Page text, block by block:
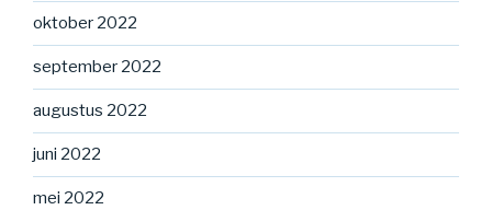
oktober 2022
september 2022
augustus 2022
juni 2022
mei 2022